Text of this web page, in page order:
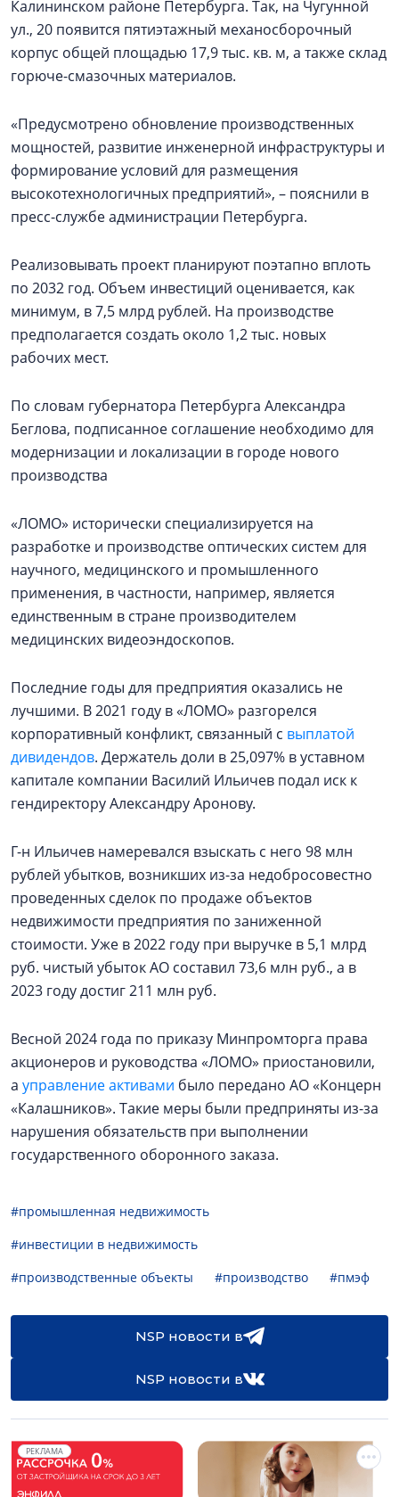
Калининском районе Петербурга. Так, на Чугунной
ул., 20 появится пятиэтажный механосборочный
корпус общей площадью 17,9 тыс. кв. м, а также склад
горюче-смазочных материалов.
«Предусмотрено обновление производственных
мощностей, развитие инженерной инфраструктуры и
формирование условий для размещения
высокотехнологичных предприятий», – пояснили в
пресс-службе администрации Петербурга.
Реализовывать проект планируют поэтапно вплоть
по 2032 год. Объем инвестиций оценивается, как
минимум, в 7,5 млрд рублей. На производстве
предполагается создать около 1,2 тыс. новых
рабочих мест.
По словам губернатора Петербурга Александра
Беглова, подписанное соглашение необходимо для
модернизации и локализации в городе нового
производства
«ЛОМО» исторически специализируется на
разработке и производстве оптических систем для
научного, медицинского и промышленного
применения, в частности, например, является
единственным в стране производителем
медицинских видеоэндоскопов.
Последние годы для предприятия оказались не
лучшими. В 2021 году в «ЛОМО» разгорелся
корпоративный конфликт, связанный с выплатой
дивидендов. Держатель доли в 25,097% в уставном
капитале компании Василий Ильичев подал иск к
гендиректору Александру Аронову.
Г-н Ильичев намеревался взыскать с него 98 млн
рублей убытков, возникших из-за недобросовестно
проведенных сделок по продаже объектов
недвижимости предприятия по заниженной
стоимости. Уже в 2022 году при выручке в 5,1 млрд
руб. чистый убыток АО составил 73,6 млн руб., а в
2023 году достиг 211 млн руб.
Весной 2024 года по приказу Минпромторга права
акционеров и руководства «ЛОМО» приостановили,
а управление активами было передано АО «Концерн
«Калашников». Такие меры были предприняты из-за
нарушения обязательств при выполнении
государственного оборонного заказа.
#промышленная недвижимость
#инвестиции в недвижимость
#производственные объекты
#производство #пмэф
NSP новости в
NSP новости в
РЕКЛАМА